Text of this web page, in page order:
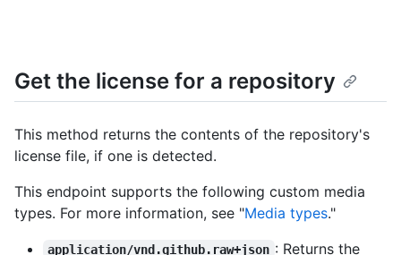
Get the license for a repository
This method returns the contents of the repository's
license file, if one is detected.
This endpoint supports the following custom media
types. For more information, see "Media types."
application/vnd.github.raw+json : Returns the